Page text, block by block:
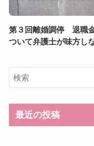
第３回離婚調停 退職
ついて弁護士が味方し
最近の投稿